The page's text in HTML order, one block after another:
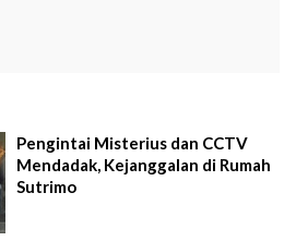
Pengintai Misterius dan CCTV
Mendadak, Kejanggalan di Rumah
Sutrimo